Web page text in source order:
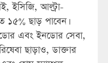
ইসিজি, আল্ট্রা-
১৫% ছাড় পাবেন।
এবং ইনডোর সেবা,
ছাড়াও, ডাক্তার